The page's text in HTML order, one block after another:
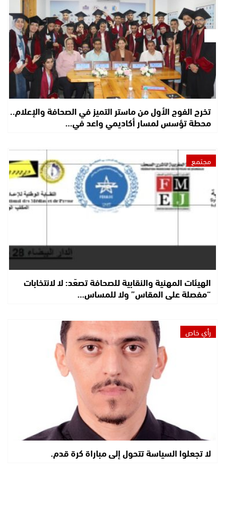
تخرج الفوج الأول من ماستر التميز في الصحافة والإعلام..
محطة تؤسس لمسار أكاديمي واعد في…
مجتمع
الهيئات المهنية والنقابية للصحافة تصعّد: لا لانتخابات
“مفصلة على المقاس” ولا للمساس…
رأي خاص
لا تجعلوا السياسة تتحول إلى مباراة كرة قدم.